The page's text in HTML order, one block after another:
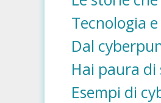
Tecnologia
Dal
Hai paura di
Esempi di